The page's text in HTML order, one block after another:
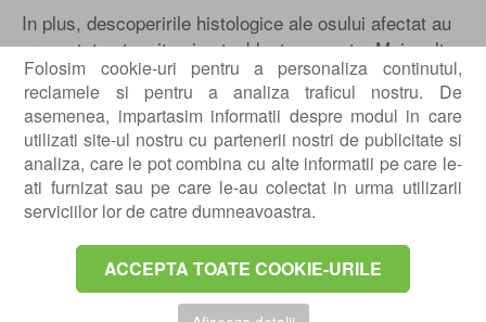
Folosim cookie-uri pentru a personaliza continutul,
reclamele si pentru a analiza traficul nostru. De
asemenea, impartasim informatii despre modul in care
utilizati site-ul nostru cu partenerii nostri de publicitate si
analiza, care le pot combina cu alte informatii pe care le-
ati furnizat sau pe care le-au colectat in urma utilizarii
serviciilor lor de catre dumneavoastra.
ACCEPTA TOATE COOKIE-URILE
In plus, descoperirile histologice ale osului afectat au
prezentat osteocite si osteoblaste scazute. Mai mult,
periostul este, de asemenea, afectat si fibroza poate
aparea rapid ceea ce duce la scaderea regenerarii
osoase. Aceste modificari apar progresiv si pot duce
in cele din urma la necroza osoasa. In consecinta,
pacientii cu ORN au adesea rezultate slabe la
tratament si morbiditate ridicata. Multi pacienti maligni
pentru cancer.
Exista mai multe modalitati de tratament pentru a